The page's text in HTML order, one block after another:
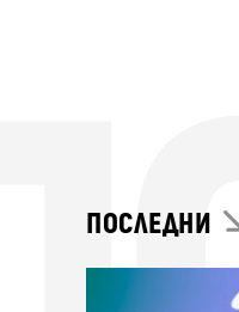
ПОСЛЕДНИ